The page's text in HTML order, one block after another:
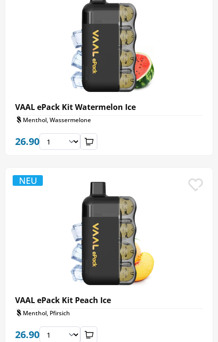
VAAL ePack Kit Watermelon Ice
Menthol, Wassermelone
26.90
VAAL ePack Kit Peach Ice
Menthol, Pfirsich
26.90
NEU